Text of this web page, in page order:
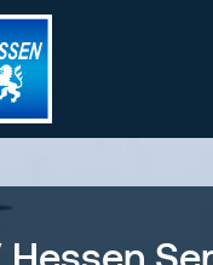
wechseln